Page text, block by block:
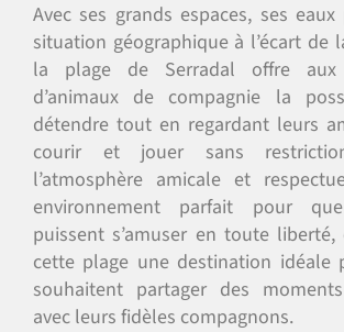
Avec ses grands espaces, ses
situation géographique à l’écart de
la plage de Serradal offre aux
d’animaux de compagnie la
détendre tout en regardant leurs
courir et jouer sans
l’atmosphère amicale et
environnement parfait pour
puissent s’amuser en toute
cette plage une destination idéale
souhaitent partager des
avec leurs fidèles compagnons.